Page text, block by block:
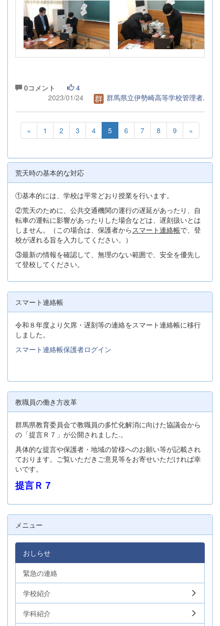
0コメント
4
2023/01/24
群馬県立伊勢崎高等学校管理者.
« 1 2 3 4 5 6 7 8 9 »
荒天時の基本的な対応
①基本的には、学校は平常どおり授業を行います。
②荒天のために、公共交通機関の運行の遅延があったり、自
転車の運転に影響があったりした場合などは、遅刻扱いとは
しません。（この場合は、保護者から スマート連絡帳で、登
校が遅れる旨を入力してください。）
③最新の情報を確認して、無理のない範囲で、安全を優先し
て登校してください。
スマート連絡帳
令和８年度より欠席・遅刻等の連絡をスマート連絡帳に移行
しました。
スマート連絡帳保護者ログイン
教職員の働き方改革
群馬県教育委員会で教職員の多忙化解消に向けた協議会から
の「提言Ｒ７」が公開されました.。
具体的な提言や保護者・地域の皆様へのお願い等が記載され
ております。ご覧いただきご意見等をお寄せいただければ幸
いです。
提言Ｒ７
メニュー
おしらせ
緊急の連絡
学校紹介
学科紹介